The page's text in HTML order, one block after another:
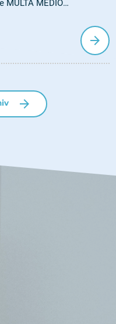
MULTA MEDIO
arrow_forward
arrow_forward